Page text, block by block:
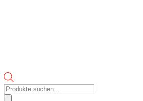
Products
search